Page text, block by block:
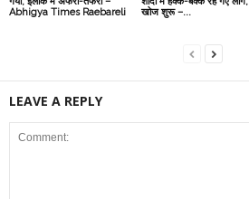
Abhigya Times Raebareli
खोज शुरू –...
LEAVE A REPLY